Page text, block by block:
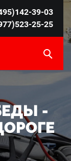
-
39-03
25-25